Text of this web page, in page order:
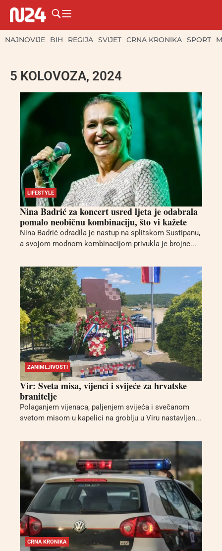
NAJNOVIJE BIH REGIJA SVIJET CRNA KRONIKA SPORT
5 KOLOVOZA, 2024
LIFESTYLE
Nina Badrić za koncert usred ljeta je odabrala
pomalo neobičnu kombinaciju, što vi kažete
Nina Badrić odradila je nastup na splitskom Sustipanu,
a svojom modnom kombinacijom privukla je brojne...
ZANIMLJIVOSTI
Vir: Sveta misa, vijenci i svijeće za hrvatske
branitelje
Polaganjem vijenaca, paljenjem svijeća i svečanom
svetom misom u kapelici na groblju u Viru nastavljen...
CRNA KRONIKA